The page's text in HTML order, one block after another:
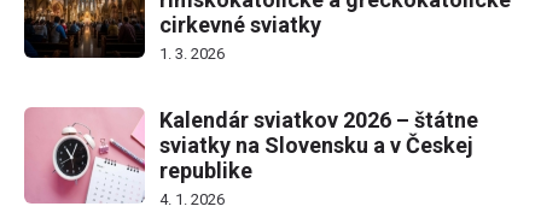
cirkevné sviatky
1. 3. 2026
Kalendár sviatkov 2026 – štátne
sviatky na Slovensku a v Českej
republike
4. 1. 2026